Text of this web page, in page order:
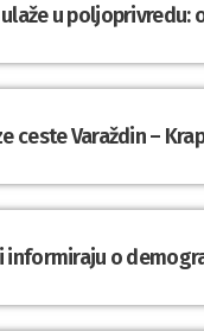
u
ceste Varaždin –
informiraju o